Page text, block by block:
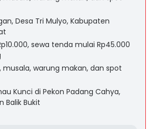
Desa Tri Mulyo, Kabupaten
sewa tenda mulai Rp45.000
musala, warung makan, dan spot
Kunci di Pekon Padang Cahya,
Balik Bukit